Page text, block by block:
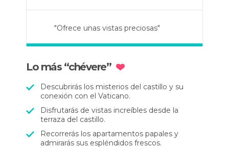
"Ofrece unas vistas preciosas"
"Divino, nada mas que decir"
"Obligada para los amantes de la
Lo más “chévere”
Descubrirás los misterios del castillo y su
conexión con el Vaticano.
Disfrutarás de vistas increíbles desde la
terraza del castillo.
Recorrerás los apartamentos papales y
admirarás sus espléndidos frescos.